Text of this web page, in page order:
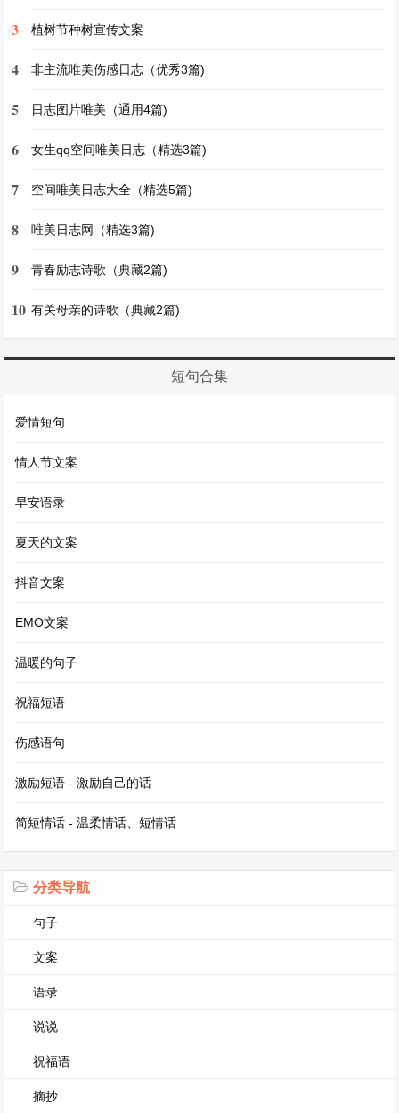
能驱散世间所有的阴霾。我们从简单的问候开始，
逐渐打开话匣子，发现彼此有着那么多的共同爱好
平行的线，突然有了交集，开始交织出一段美好的
故事。
当我遇到困难的时候，你总是毫不犹豫地伸出援
一道道难题，我感到无比的沮丧和无助。是你，耐
温柔的声音，就像春风拂面，一点点地化解了我心
中的焦虑。在你的帮助下，我不仅解决了难题，更
风浪，你都会和我一起面对。
起漫步在洒满阳光的小路上，分享着彼此的趣事。
你的幽默风趣总能让我捧腹大笑，那些原本平淡无
起品尝美食，在味蕾的舞动中感受生活的美好；我
们也会一起看星星，在浩瀚的星空下畅谈着对未来
有时候，我们也会有分歧和争吵。但神奇的是，这
些并没有让我们的关系疏远，反而让我们更加了解
待的相处模式，让我们的友谊更加坚固。有你真
好，你让我学会了如何处理人际关系，如何在友情
中成长。
在这个纷繁复杂的世界里，有太多的不确定和孤
独。但因为有你，我感受到了温暖，感受到了力
3 植树节种树宣传文案
4 非主流唯美伤感日志（优秀3篇)
5 日志图片唯美（通用4篇)
6 女生qq空间唯美日志（精选3篇)
7 空间唯美日志大全（精选5篇)
8 唯美日志网（精选3篇)
9 青春励志诗歌（典藏2篇)
10 有关母亲的诗歌（典藏2篇)
短句合集
爱情短句
情人节文案
早安语录
夏天的文案
抖音文案
EMO文案
温暖的句子
祝福短语
伤感语句
激励短语 - 激励自己的话
简短情话 - 温柔情话、短情话
分类导航
句子
文案
语录
说说
祝福语
摘抄